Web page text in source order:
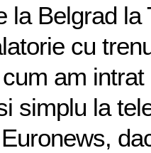
la Belgrad la
cu
am
simplu la